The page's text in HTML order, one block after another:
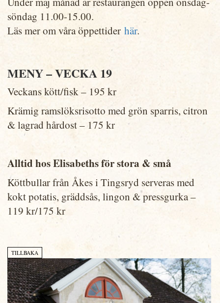
söndag 11.00-15.00.
Läs mer om våra öppettider här.
MENY – VECKA 19
Veckans kött/fisk – 195 kr
Krämig ramslöksrisotto med grön sparris, citron
& lagrad hårdost – 175 kr
Alltid hos Elisabeths för stora & små
Köttbullar från Åkes i Tingsryd serveras med
kokt potatis, gräddsås, lingon & pressgurka –
119 kr/175 kr